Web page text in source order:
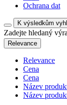
Ochrana dat
K výsledkům
Zadejte hledaný
Relevance
Relevance
Cena
Cena
Název
Název